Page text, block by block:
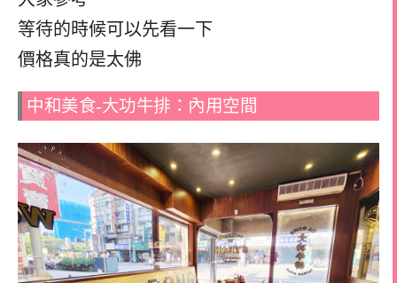
等待的時候可以先看一下
價格真的是太佛
中和美食-大功牛排：內用空間